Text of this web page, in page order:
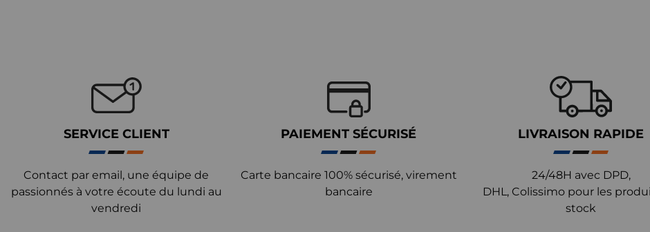
SERVICE CLIENT
Contact par email, une équipe de
passionnés à votre écoute du lundi au
vendredi
PAIEMENT SÉCURISÉ
Carte bancaire 100% sécurisé, virement
bancaire
LIVRAISON RAPIDE
24/48H avec DPD,
DHL, Colissimo pour les
stock